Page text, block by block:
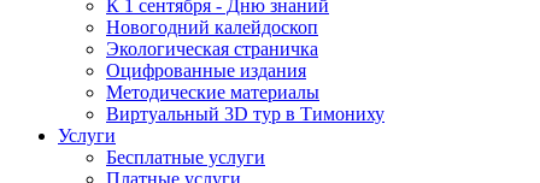
К 1 сентября - Дню знаний
Новогодний калейдоскоп
Экологическая страничка
Оцифрованные издания
Методические материалы
Виртуальный 3D тур в Тимониху
Услуги
Бесплатные услуги
Платные услуги